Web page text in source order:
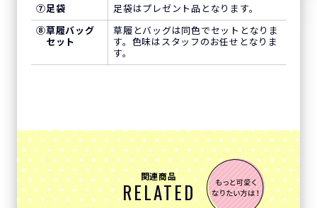
⑦足袋 足袋はプレゼント品となります。
⑧草履バッグ
セット
草履とバッグは同色でセットとなりま
す。色味はスタッフのお任せとなりま
す。
関連商品
RELATED